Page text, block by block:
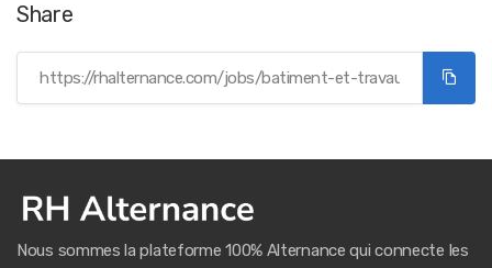
Share
Nous sommes la plateforme 100% Alternance qui connecte les